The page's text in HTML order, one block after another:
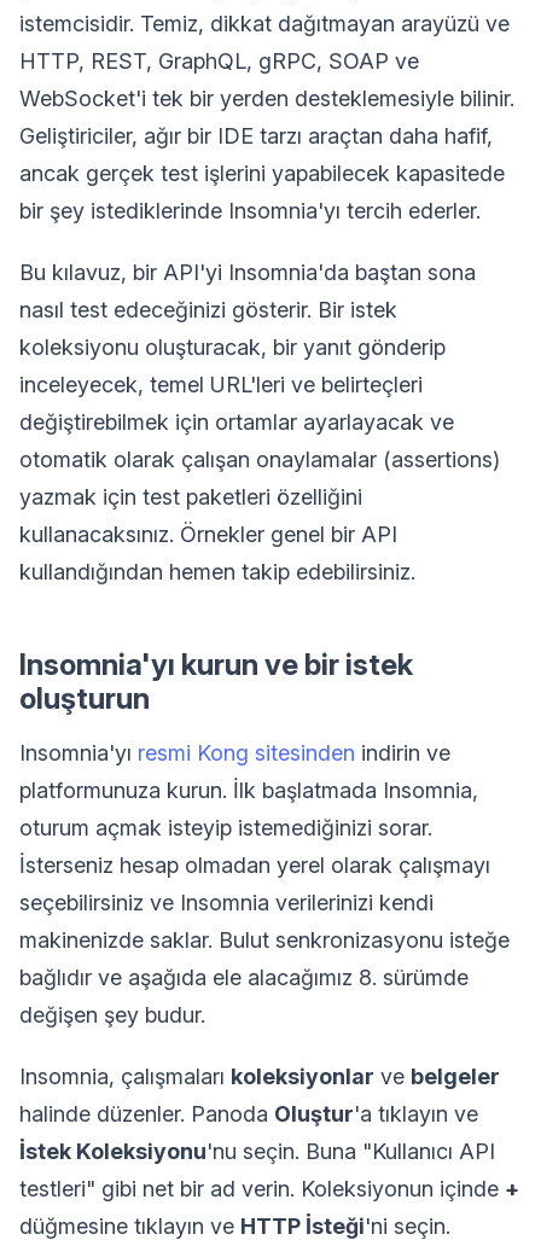
istemcisidir. Temiz, dikkat dağıtmayan arayüzü ve
HTTP, REST, GraphQL, gRPC, SOAP ve
WebSocket'i tek bir yerden desteklemesiyle bilinir.
Geliştiriciler, ağır bir IDE tarzı araçtan daha hafif,
ancak gerçek test işlerini yapabilecek kapasitede
bir şey istediklerinde Insomnia'yı tercih ederler.
Bu kılavuz, bir API'yi Insomnia'da baştan sona
nasıl test edeceğinizi gösterir. Bir istek
koleksiyonu oluşturacak, bir yanıt gönderip
inceleyecek, temel URL'leri ve belirteçleri
değiştirebilmek için ortamlar ayarlayacak ve
otomatik olarak çalışan onaylamalar (assertions)
yazmak için test paketleri özelliğini
kullanacaksınız. Örnekler genel bir API
kullandığından hemen takip edebilirsiniz.
Insomnia'yı kurun ve bir istek
oluşturun
Insomnia'yı resmi Kong sitesinden indirin ve
platformunuza kurun. İlk başlatmada Insomnia,
oturum açmak isteyip istemediğinizi sorar.
İsterseniz hesap olmadan yerel olarak çalışmayı
seçebilirsiniz ve Insomnia verilerinizi kendi
makinenizde saklar. Bulut senkronizasyonu isteğe
bağlıdır ve aşağıda ele alacağımız 8. sürümde
değişen şey budur.
Insomnia, çalışmaları koleksiyonlar ve belgeler
halinde düzenler. Panoda Oluştur'a tıklayın ve
İstek Koleksiyonu'nu seçin. Buna "Kullanıcı API
testleri" gibi net bir ad verin. Koleksiyonun içinde +
düğmesine tıklayın ve HTTP İsteği'ni seçin.